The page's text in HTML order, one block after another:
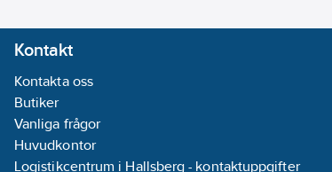
Kontakt
Kontakta oss
Butiker
Vanliga frågor
Huvudkontor
Logistikcentrum i Hallsberg - kontaktuppgifter